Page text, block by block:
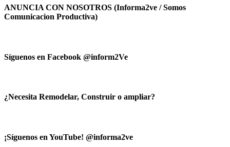
ANUNCIA CON NOSOTROS (Informa2ve / Somos
Comunicacion Productiva)
Síguenos en Facebook @inform2Ve
¿Necesita Remodelar, Construir o ampliar?
¡Síguenos en YouTube! @informa2ve